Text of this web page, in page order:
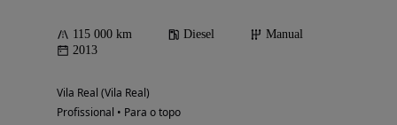
115 000 km Diesel
Manual
2013
Vila Real (Vila Real)
Profissional • Para o topo